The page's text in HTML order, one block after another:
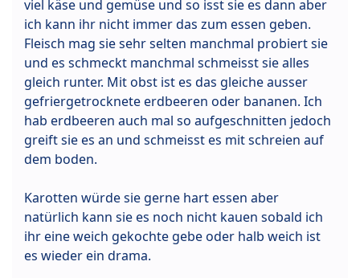
viel käse und gemüse und so isst sie es dann aber
ich kann ihr nicht immer das zum essen geben.
Fleisch mag sie sehr selten manchmal probiert sie
und es schmeckt manchmal schmeisst sie alles
gleich runter. Mit obst ist es das gleiche ausser
gefriergetrocknete erdbeeren oder bananen. Ich
hab erdbeeren auch mal so aufgeschnitten jedoch
greift sie es an und schmeisst es mit schreien auf
dem boden.
Karotten würde sie gerne hart essen aber
natürlich kann sie es noch nicht kauen sobald ich
ihr eine weich gekochte gebe oder halb weich ist
es wieder ein drama.